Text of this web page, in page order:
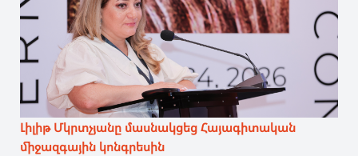
Լիլիթ Մկրտչյանը մասնակցեց Հայագիտական
միջազգային կոնգրեսին